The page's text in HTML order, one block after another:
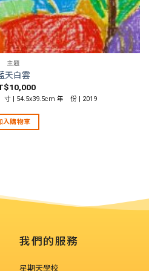
主題
天白雲
10,000
| 54.5x39.5cm 年 份 | 2019
入購物車
我們的服務
星期天學校